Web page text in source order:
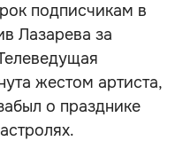
подписчикам в
Лазарева за
жестом артиста,
о празднике